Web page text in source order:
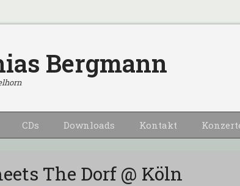
Bergmann
CDs Downloads Kontakt
The Dorf @ Köln